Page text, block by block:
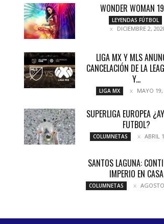
WONDER WOMAN
LEYENDAS FÚTBOL
DICIEMBRE 2,
LIGA MX Y MLS
CANCELACIÓN DE LA
Y...
LIGA MX MAYO 19,
SUPERLIGA EUROPEA
FUTBOL?
COLUMNETAS ABRIL
SANTOS LAGUNA:
IMPERIO EN CASA
COLUMNETAS